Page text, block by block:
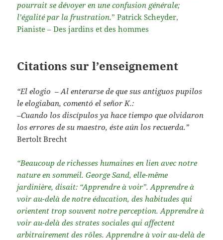
pourrait se dévoyer en une confusion générale;
l’égalité par la frustration.” Patrick Scheyder,
Pianiste – Des jardins et des hommes
Citations sur l’enseignement
“El elogio – Al enterarse de que sus antiguos pupilos
le elogiaban, comentó el señor K.:
–Cuando los discípulos ya hace tiempo que olvidaron
los errores de su maestro, éste aún los recuerda.”
Bertolt Brecht
“Beaucoup de richesses humaines en lien avec notre
nature en sommeil. George Sand, elle-même
jardinière, disait: “Apprendre à voir”. Apprendre à
voir au-delà de notre éducation, des habitudes qui
orientent trop souvent notre perception. Apprendre à
voir au-delà des strates sociales qui affectent
arbitrairement des rôles. Apprendre à voir au-delà de